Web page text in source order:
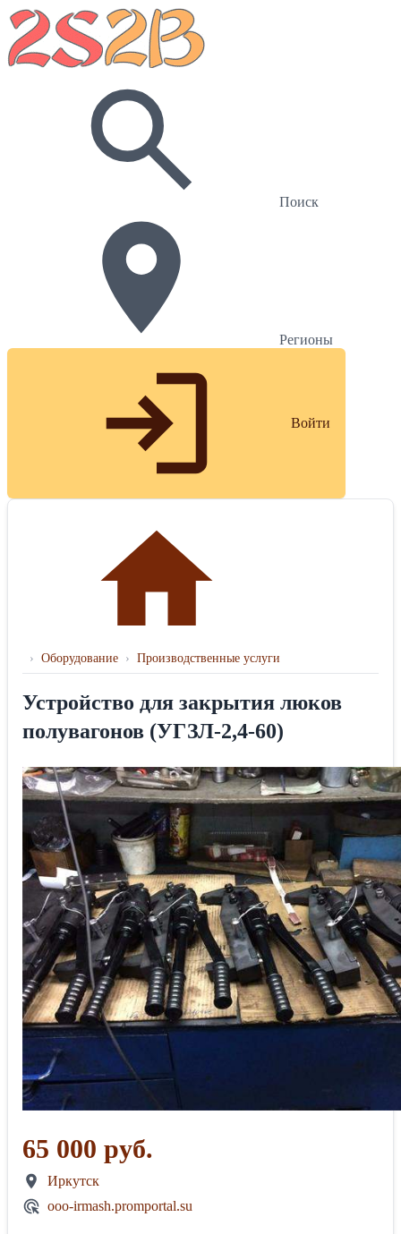
Поиск
Регионы
Войти
› Оборудование › Производственные услуги
Устройство для закрытия люков
полувагонов (УГЗЛ-2,4-60)
65 000 руб.
Иркутск
ooo-irmash.promportal.su